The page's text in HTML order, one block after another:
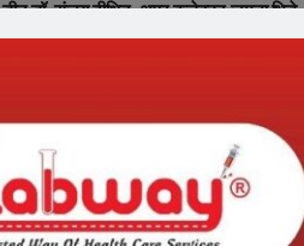
डॉ. संजय दीक्षित, अपर कलेक्टर जमुना भिड़े,
डॉक्टर्स आदि उपस्थित थे।
का उपचार नहीं करें, उनके पास सर्दी, खांसी,
शीघ्र प्रभावी उपचार मिल सके। कमिश्नर ने
सैंपल जांचने में पूर्ण क्षमता के साथ उपयोग
सुनिश्चित करने को कहा कि किसी भी कोरोना